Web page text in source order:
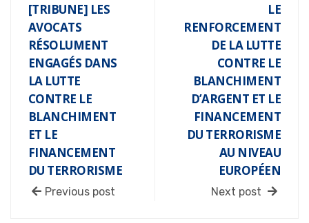
[TRIBUNE] LES
AVOCATS
RÉSOLUMENT
ENGAGÉS DANS
LA LUTTE
CONTRE LE
BLANCHIMENT
ET LE
FINANCEMENT
DU TERRORISME
Previous post
LE
RENFORCEMENT
DE LA LUTTE
CONTRE LE
BLANCHIMENT
D’ARGENT ET LE
FINANCEMENT
DU TERRORISME
AU NIVEAU
EUROPÉEN
Next post